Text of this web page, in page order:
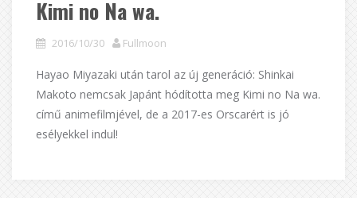
Kimi no Na wa.
2016/10/30 Fullmoon
Hayao Miyazaki után tarol az új generáció: Shinkai
Makoto nemcsak Japánt hódította meg Kimi no Na wa.
című animefilmjével, de a 2017-es Orscarért is jó
esélyekkel indul!